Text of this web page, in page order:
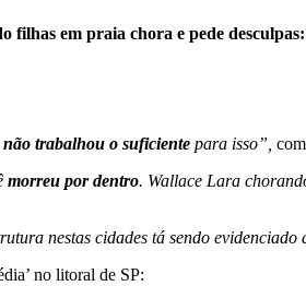
filhas em praia chora e pede
não trabalhou o suficiente para isso”,
morreu por dentro. Wallace Lara
nestas cidades tá sendo evidenciado
no litoral de SP: